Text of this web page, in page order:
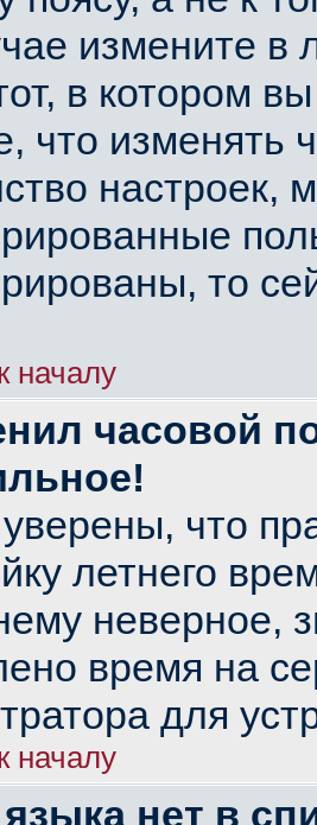
измените в
в котором
что изменять
настроек,
то
началу
часовой
что
летнего
неверное,
время на
для
началу
нет в